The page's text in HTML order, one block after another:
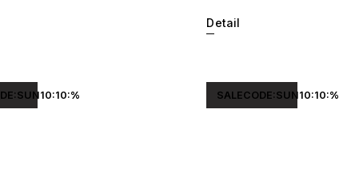
Detail
SALECODE:SUN10:10:%